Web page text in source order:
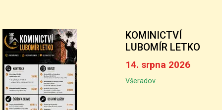
KOMINICTVÍ
LUBOMÍR LETKO
14. srpna 2026
Všeradov